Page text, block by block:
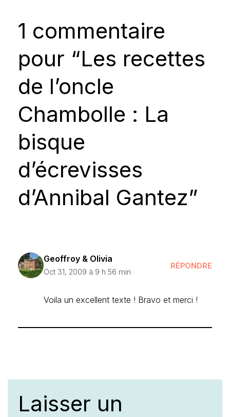
1 commentaire
pour “Les recettes
de l’oncle
Chambolle : La
bisque
d’écrevisses
d’Annibal Gantez”
Geoffroy & Olivia
Oct 31, 2009 à 9 h 56 min
RÉPONDRE
Voila un excellent texte ! Bravo et merci !
Laisser un